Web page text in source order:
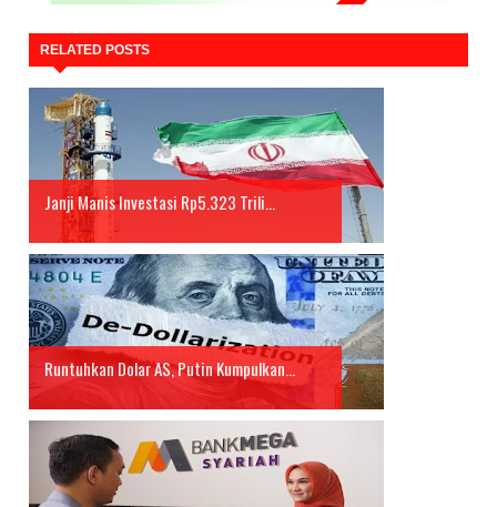
RELATED POSTS
Janji Manis Investasi Rp5.323 Trili...
Runtuhkan Dolar AS, Putin Kumpulkan...